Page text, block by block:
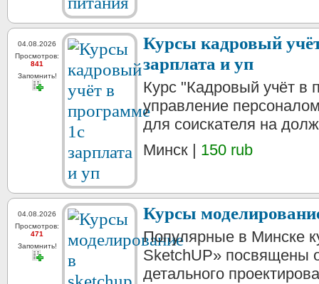
04.08.2026
Просмотров:
841
Запомнить!
Курсы кадровый
зарплата и уп
Курс "Кадровый учёт в
управление
для соискателя на
Минск | 150 rub
04.08.2026
Просмотров:
471
Запомнить!
Курсы
Популярные в Минске
SketchUP» посвящены
детального